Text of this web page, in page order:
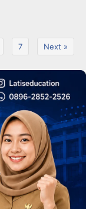
7 Next »